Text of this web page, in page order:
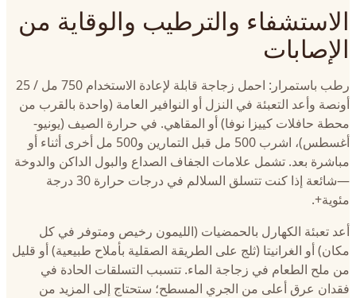
الاستشفاء والترطيب والوقاية من
الإصابات
رطب باستمرار: احمل زجاجة قابلة لإعادة الاستخدام 750 مل / 25
أونصة وأعد التعبئة في النزل أو النوافير العامة (واحدة بالقرب من
محطة حافلات كييزا نوفا) أو المقاهي. في حرارة الصيف (يونيو-
أغسطس)، اشرب 500 مل قبل التمارين و500 مل أخرى أثناء أو
مباشرة بعد. تشمل علامات الجفاف الصداع والبول الداكن والدوخة
—شائعة إذا كنت تتسلق السلالم في درجات حرارة 30 درجة
مئوية+.
أعد تعبئة الكهارل بالحمضيات (الليمون رخيص ومتوفر في كل
مكان) أو الغرانيتا (ثلج على الطريقة الصقلية بأملاح طبيعية) أو قليل
من ملح الطعام في زجاجة الماء. تتسبب التسلقات الحادة في
فقدان عرق أعلى من الجري المسطح؛ ستحتاج إلى المزيد من